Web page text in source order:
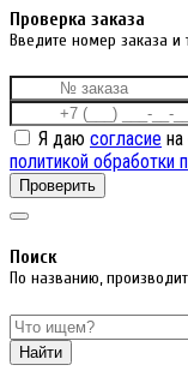
Проверка заказа
Введите номер заказа и
Я даю согласие
политикой обработки
Проверить
Поиск
По названию,
Найти